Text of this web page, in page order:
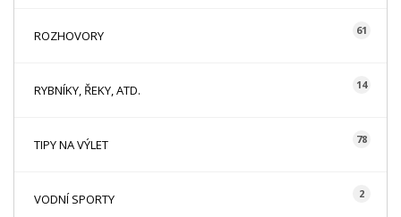
ROZHOVORY 61
RYBNÍKY, ŘEKY, ATD. 14
TIPY NA VÝLET 78
VODNÍ SPORTY 2